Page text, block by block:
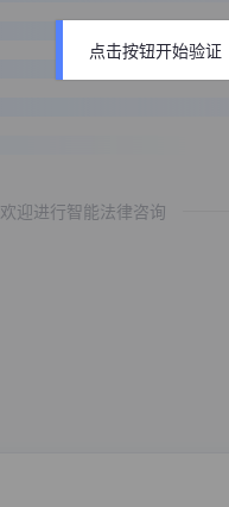
欢迎进行智能法律咨询
点击按钮开始验证